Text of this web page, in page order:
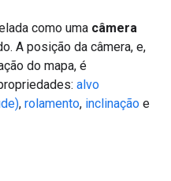
como uma câmera
A posição da câmera, e,
do mapa, é
alvo
, rolamento, inclinação e